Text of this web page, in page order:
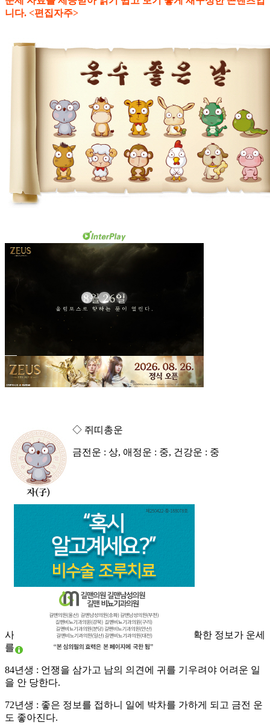
니다. <편집자주>
◇ 쥐띠총운
금전운 : 상, 애정운 : 중, 건강운 : 중
사람이 사는 마당에 정보가 필요한 법이라 정확한 정보가 운세
를 연다.
84년생 : 언쟁을 삼가고 남의 의견에 귀를 기우려야 어려운 일
을 안 당한다.
72년생 : 좋은 정보를 접하니 일에 박차를 가하게 되고 금전 운
도 좋아진다.